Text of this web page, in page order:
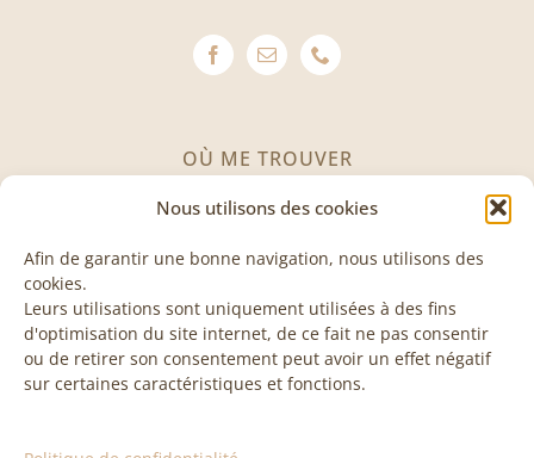
Nous utilisons des cookies
Afin de garantir une bonne navigation, nous utilisons des
cookies.
Leurs utilisations sont uniquement utilisées à des fins
d'optimisation du site internet, de ce fait ne pas consentir
ou de retirer son consentement peut avoir un effet négatif
sur certaines caractéristiques et fonctions.
OÙ ME TROUVER
Avenue des Invuardes 11
1530 Payerne
VISITE & COURS
Les visites et les cours sont sur rendez-vous, n’hésitez